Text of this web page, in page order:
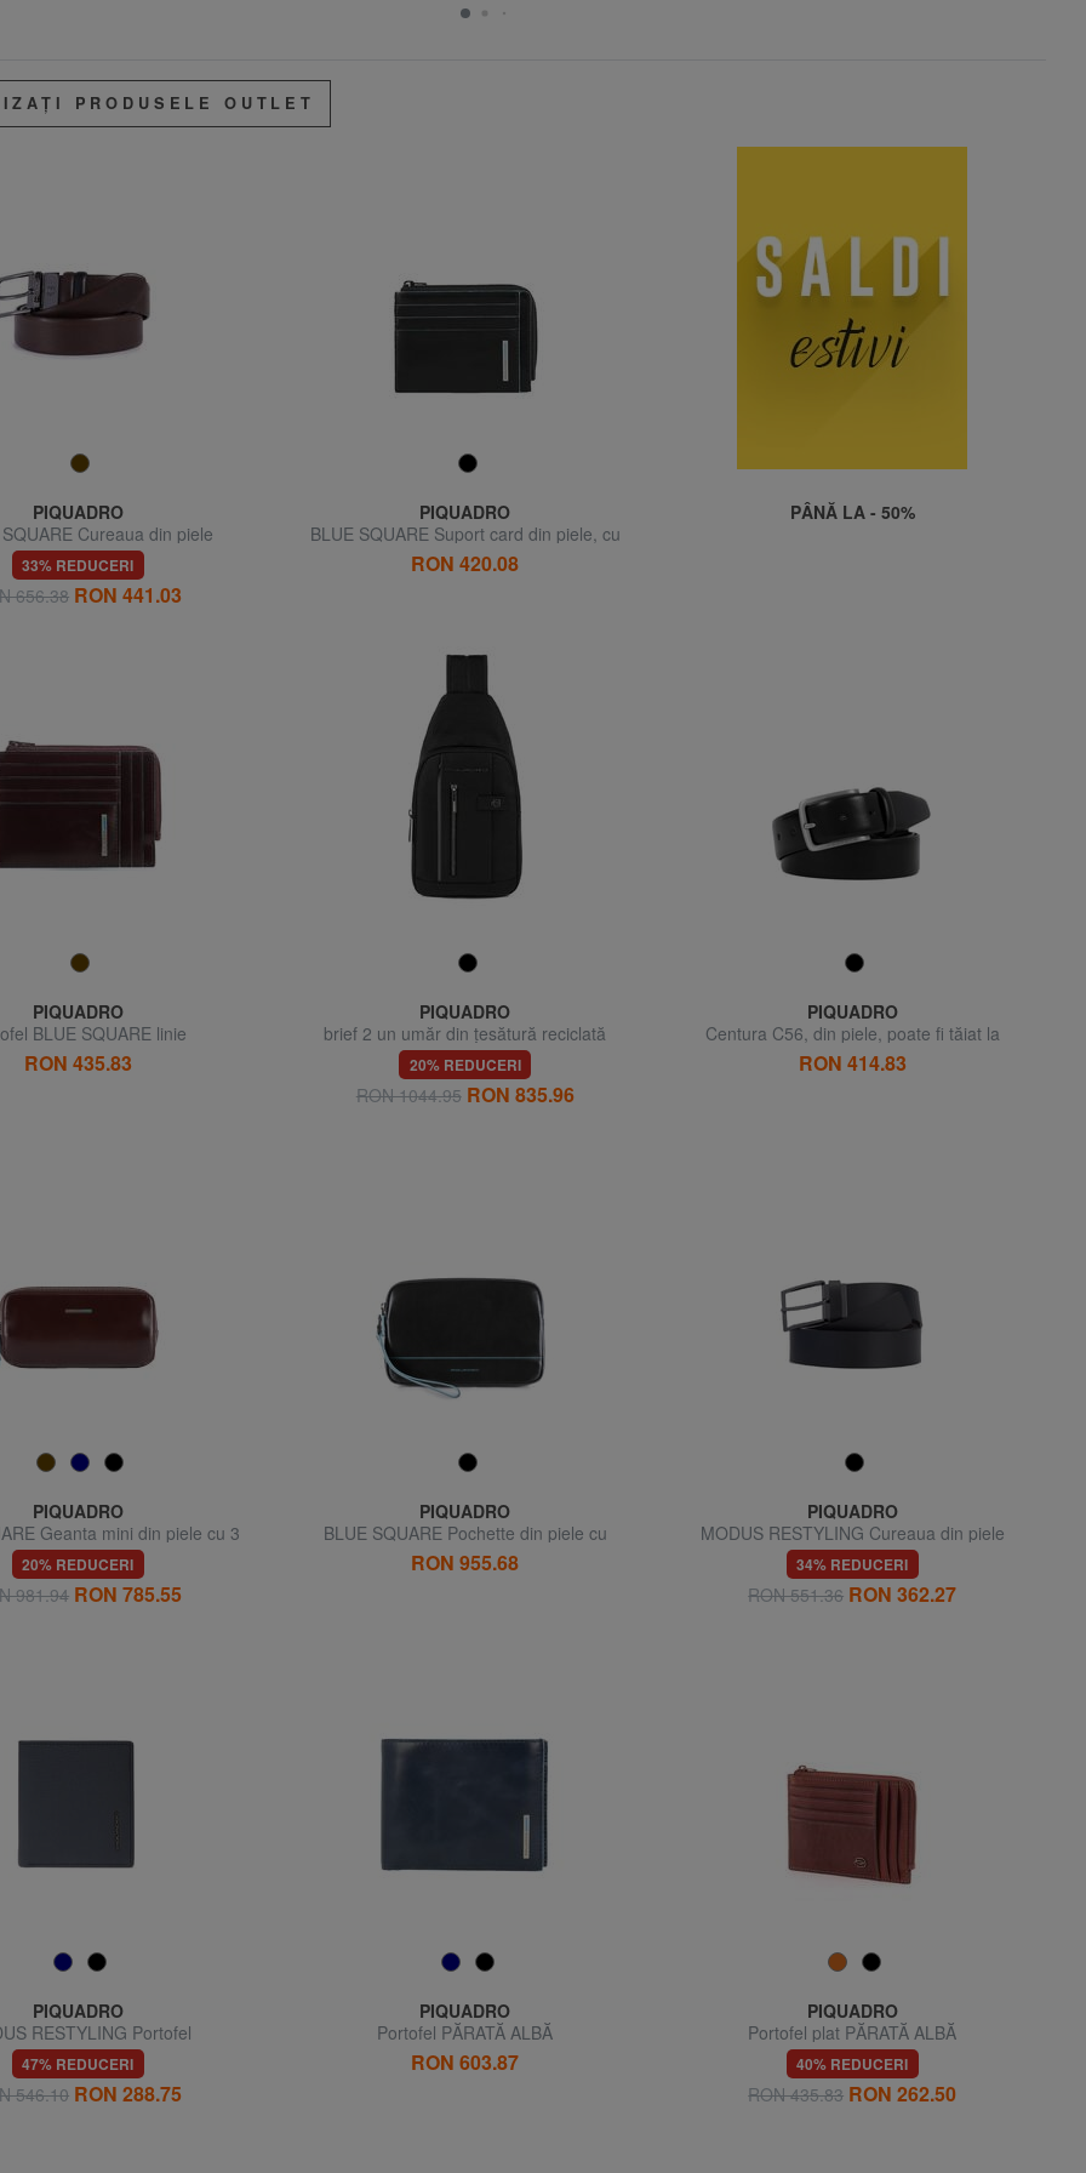
PRODUSELE OUTLET
PIQUADRO
Cureaua din piele
reversibila
33% REDUCERI
656.38 RON 441.03
PIQUADRO
BLUE SQUARE Suport card din piele, cu
fermoar
RON 420.08
PÂNĂ LA - 50%
PIQUADRO
BLUE SQUARE linie
RON 435.83
PIQUADRO
brief 2 un umăr din țesătură reciclată
20% REDUCERI
RON 1044.95 RON 835.96
PIQUADRO
Centura C56, din piele, poate fi tăiat la
dimensiuni
RON 414.83
PIQUADRO
Geanta mini din piele cu 3
fermoare
20% REDUCERI
981.94 RON 785.55
PIQUADRO
BLUE SQUARE Pochette din piele cu
manseta
RON 955.68
PIQUADRO
MODUS RESTYLING Cureaua din piele
reversibila
34% REDUCERI
RON 551.36 RON 362.27
PIQUADRO
RESTYLING Portofel
47% REDUCERI
546.10 RON 288.75
PIQUADRO
Portofel PĂRATĂ ALBĂ
RON 603.87
PIQUADRO
Portofel plat PĂRATĂ ALBĂ
40% REDUCERI
RON 435.83 RON 262.50